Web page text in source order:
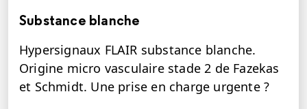
Substance blanche
Hypersignaux FLAIR substance blanche.
Origine micro vasculaire stade 2 de Fazekas
et Schmidt. Une prise en charge urgente ?